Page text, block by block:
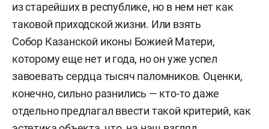
из старейших в республике, но в нем нет как
таковой приходской жизни. Или взять
Собор Казанской иконы Божией Матери,
которому еще нет и года, но он уже успел
завоевать сердца тысяч паломников. Оценки,
конечно, сильно разнились — кто-то даже
отдельно предлагал ввести такой критерий, как